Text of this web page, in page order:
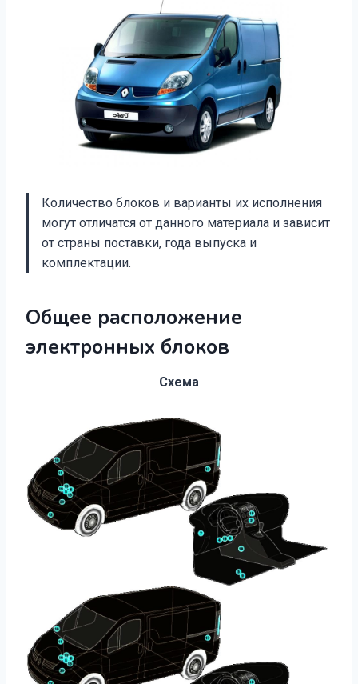
Количество блоков и варианты их исполнения
могут отличатся от данного материала и зависит
от страны поставки, года выпуска и
комплектации.
Общее расположение
электронных блоков
Схема